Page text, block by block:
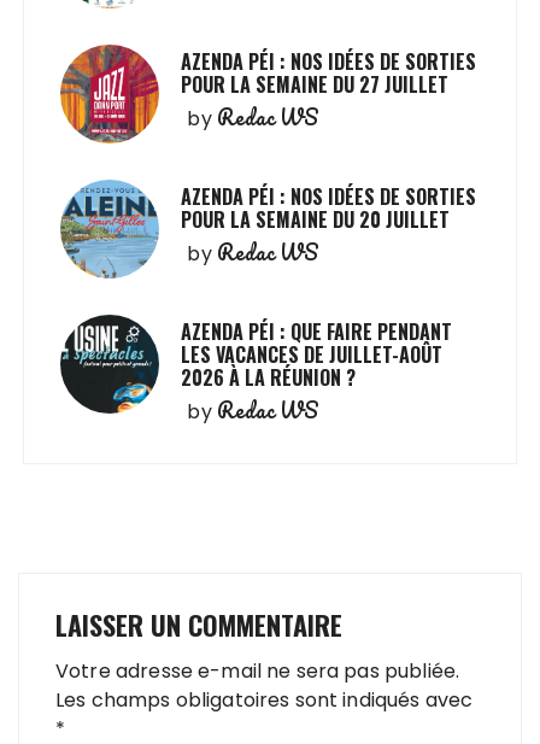
AZENDA PÉI : NOS IDÉES DE SORTIES
POUR LA SEMAINE DU 27 JUILLET
by Redac WS
AZENDA PÉI : NOS IDÉES DE SORTIES
POUR LA SEMAINE DU 20 JUILLET
by Redac WS
AZENDA PÉI : QUE FAIRE PENDANT
LES VACANCES DE JUILLET-AOÛT
2026 À LA RÉUNION ?
by Redac WS
LAISSER UN COMMENTAIRE
Votre adresse e-mail ne sera pas publiée.
Les champs obligatoires sont indiqués avec
*